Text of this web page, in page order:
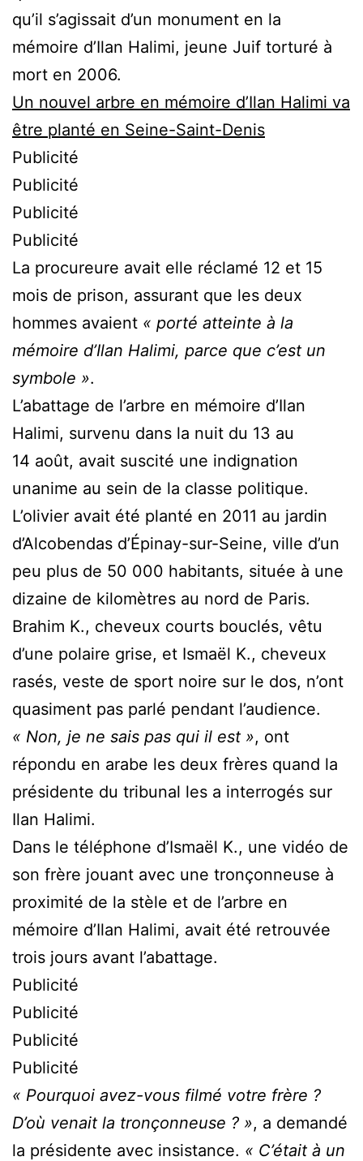
qu’il s’agissait d’un monument en la
mémoire d’Ilan Halimi, jeune Juif torturé à
mort en 2006.
Un nouvel arbre en mémoire d’Ilan Halimi va
être planté en Seine-Saint-Denis
Publicité
Publicité
Publicité
Publicité
La procureure avait elle réclamé 12 et 15
mois de prison, assurant que les deux
hommes avaient « porté atteinte à la
mémoire d’Ilan Halimi, parce que c’est un
symbole ».
L’abattage de l’arbre en mémoire d’Ilan
Halimi, survenu dans la nuit du 13 au
14 août, avait suscité une indignation
unanime au sein de la classe politique.
L’olivier avait été planté en 2011 au jardin
d’Alcobendas d’Épinay-sur-Seine, ville d’un
peu plus de 50 000 habitants, située à une
dizaine de kilomètres au nord de Paris.
Brahim K., cheveux courts bouclés, vêtu
d’une polaire grise, et Ismaël K., cheveux
rasés, veste de sport noire sur le dos, n’ont
quasiment pas parlé pendant l’audience.
« Non, je ne sais pas qui il est », ont
répondu en arabe les deux frères quand la
présidente du tribunal les a interrogés sur
Ilan Halimi.
Dans le téléphone d’Ismaël K., une vidéo de
son frère jouant avec une tronçonneuse à
proximité de la stèle et de l’arbre en
mémoire d’Ilan Halimi, avait été retrouvée
trois jours avant l’abattage.
Publicité
Publicité
Publicité
Publicité
« Pourquoi avez-vous filmé votre frère ?
D’où venait la tronçonneuse ? », a demandé
la présidente avec insistance. « C’était à un